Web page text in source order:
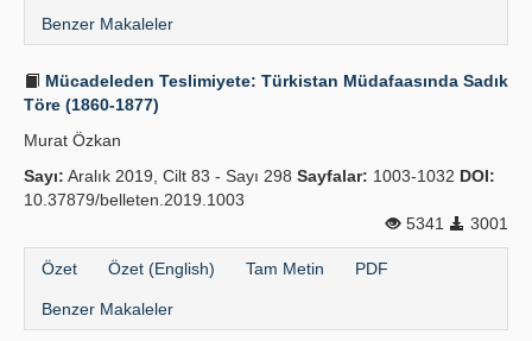
Benzer Makaleler
Mücadeleden Teslimiyete: Türkistan Müdafaasında Sadık
Töre (1860-1877)
Murat Özkan
Sayı: Aralık 2019, Cilt 83 - Sayı 298 Sayfalar: 1003-1032 DOI:
10.37879/belleten.2019.1003
5341
3001
Özet Özet (English) Tam Metin PDF
Benzer Makaleler